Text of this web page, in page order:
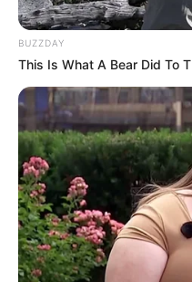
BUZZDAY
This Is What A Bear Did To